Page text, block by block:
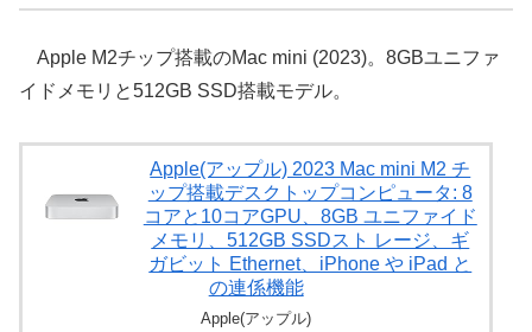
Apple M2チップ搭載のMac mini (2023)。8GBユニファ
イドメモリと512GB SSD搭載モデル。
Apple(アップル) 2023 Mac mini M2 チ
ップ搭載デスクトップコンピュータ: 8
コアと10コアGPU、8GB ユニファイド
メモリ、512GB SSDスト レージ、ギ
ガビット Ethernet、iPhone や iPad と
の連係機能
Apple(アップル)